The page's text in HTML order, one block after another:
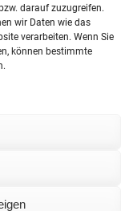
darauf zuzugreifen.
wir Daten wie das
verarbeiten. Wenn Sie
können bestimmte
Uhr